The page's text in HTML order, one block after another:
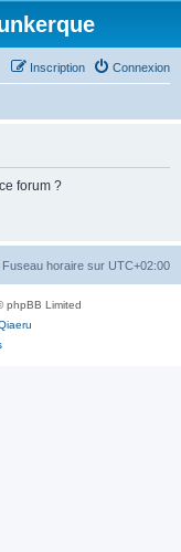
Connexion
Inscription
forum ?
Fuseau horaire sur UTC+02:00
phpBB Limited